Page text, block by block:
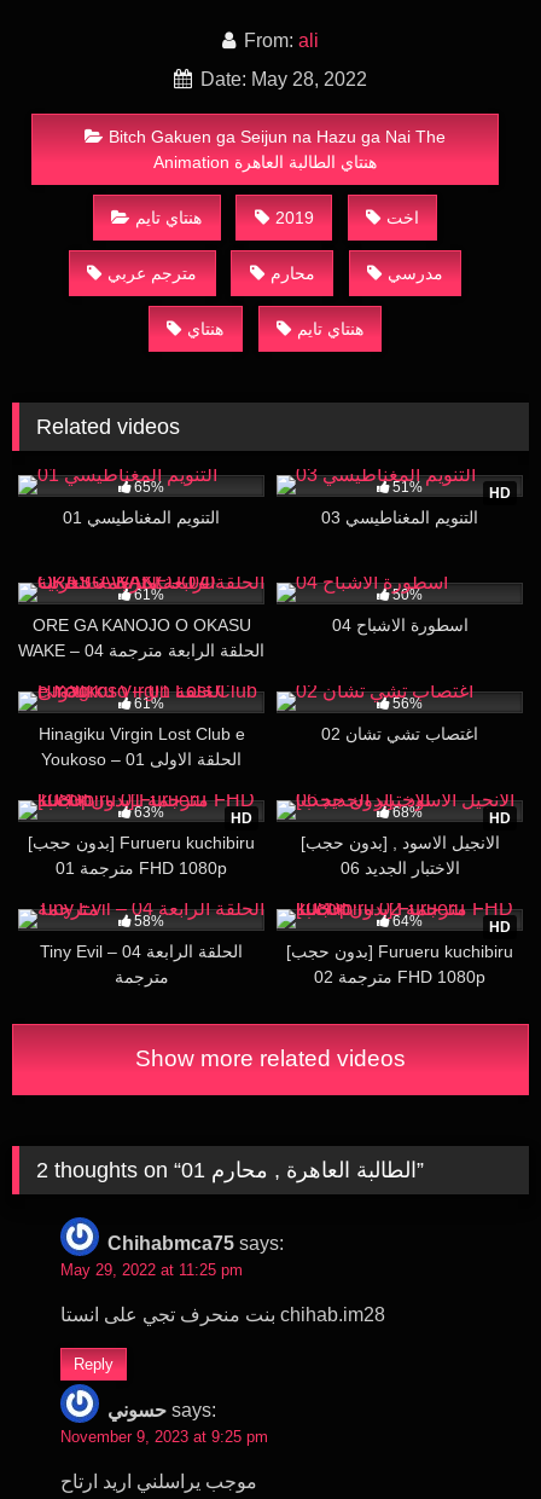
From: ali
Date: May 28, 2022
Bitch Gakuen ga Seijun na Hazu ga Nai The
Animation هنتاي الطالبة العاهرة
هنتاي تايم 2019 اخت
مترجم عربي محارم مدرسي
هنتاي هنتاي تايم
Related videos
65%
التنويم المغناطيسي 01
HD
51%
التنويم المغناطيسي 03
61%
ORE GA KANOJO O OKASU
WAKE – 04 الحلقة الرابعة مترجمة
50%
اسطورة الاشباح 04
61%
Hinagiku Virgin Lost Club e
Youkoso – 01 الحلقة الاولى
56%
اغتصاب تشي تشان 02
HD
63%
[بدون حجب] Furueru kuchibiru
01 مترجمة FHD 1080p
HD
68%
[بدون حجب] الانجيل الاسود ,
الاختبار الجديد 06
58%
Tiny Evil – 04 الحلقة الرابعة
مترجمة
HD
64%
[بدون حجب] Furueru kuchibiru
02 مترجمة FHD 1080p
Show more related videos
2 thoughts on “ الطالبة العاهرة , محارم 01”
Chihabmca75 says:
May 29, 2022 at 11:25 pm
بنت منحرف تجي على انستا chihab.im28
Reply
حسوني says:
November 9, 2023 at 9:25 pm
موجب يراسلني اريد ارتاح